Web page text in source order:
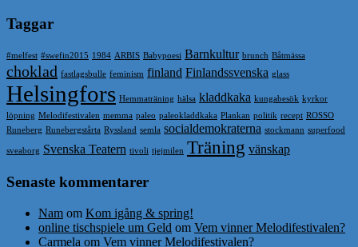
Taggar
#melfest #swefin2015 1984 ARBIS Babypoesi Barnkultur brunch Båtmässa
choklad fastlagsbulle feminism finland Finlandssvenska glass
Helsingfors Hemmaträning hälsa kladdkaka kungabesök kyrkor
löpning Melodifestivalen memma paleo paleokladdkaka Plankan politik recept ROSSO
Runeberg Runebergstårta Ryssland semla socialdemokraterna stockmann superfood
sveaborg Svenska Teatern tivoli tjejmilen Träning vänskap
Senaste kommentarer
Nam om Kom igång & spring!
online tischspiele um Geld om Vem vinner Melodifestivalen?
Carmela om Vem vinner Melodifestivalen?